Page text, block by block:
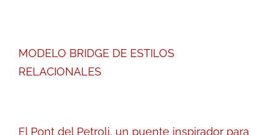
MODELO BRIDGE DE ESTILOS
RELACIONALES
El Pont del Petroli, un puente inspirador para